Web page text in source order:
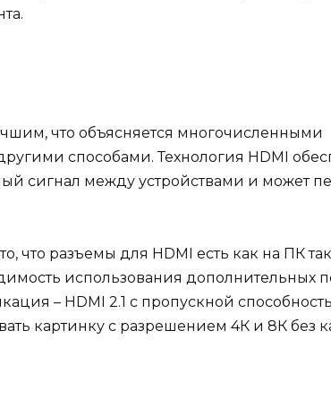
что объясняется многочисленными
способами. Технология HDMI
сигнал между устройствами и может
что разъемы для HDMI есть как на ПК
использования дополнительных
– HDMI 2.1 с пропускной
картинку с разрешением 4К и 8К без